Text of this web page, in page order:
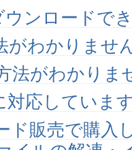
ウンロードで
がわかりませ
法がわかりま
対応していま
ド販売で購入